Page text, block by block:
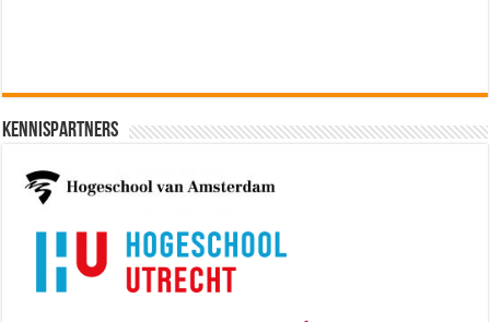
Kennispartners